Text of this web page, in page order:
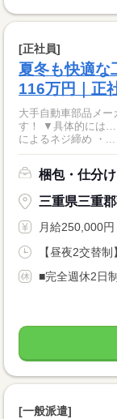
[正社員]
夏冬も快適な
116万円｜正
大手自動車部品メー
す！ ▼具体的には… ・製品の組み立て・取り付け ・電動ドライバー
によるネジ締め ・...
梱包・仕分
三重県三重
月給250,000
【昼夜2交替
■完全週休2日
[一般派遣]